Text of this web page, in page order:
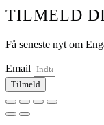
TILMELD
Få seneste nyt om
Email
Tilmeld